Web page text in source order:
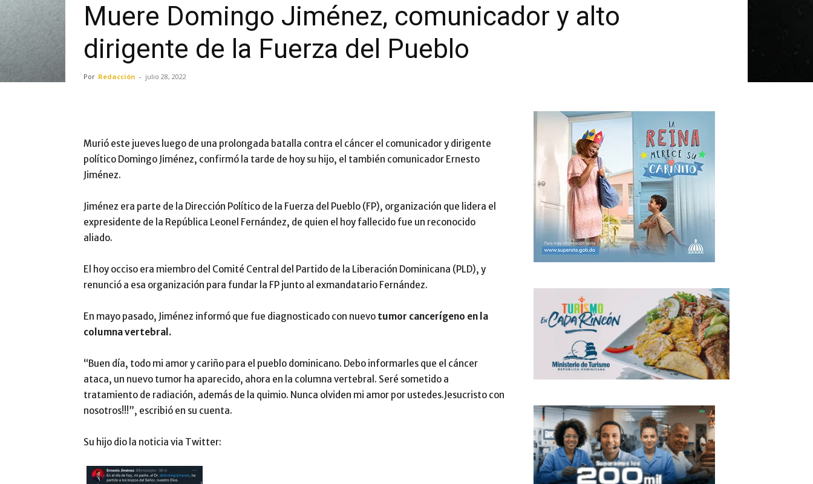
Muere Domingo Jiménez, comunicador y alto
dirigente de la Fuerza del Pueblo
Por Redacción - julio 28, 2022
Murió este jueves luego de una prolongada batalla contra el cáncer el comunicador y dirigente
político Domingo Jiménez, confirmó la tarde de hoy su hijo, el también comunicador Ernesto
Jiménez.
Jiménez era parte de la Dirección Político de la Fuerza del Pueblo (FP), organización que lidera el
expresidente de la República Leonel Fernández, de quien el hoy fallecido fue un reconocido
aliado.
El hoy occiso era miembro del Comité Central del Partido de la Liberación Dominicana (PLD), y
renunció a esa organización para fundar la FP junto al exmandatario Fernández.
En mayo pasado, Jiménez informó que fue diagnosticado con nuevo tumor cancerígeno en la
columna vertebral.
“Buen día, todo mi amor y cariño para el pueblo dominicano. Debo informarles que el cáncer
ataca, un nuevo tumor ha aparecido, ahora en la columna vertebral. Seré sometido a
tratamiento de radiación, además de la quimio. Nunca olviden mi amor por ustedes.Jesucristo con
nosotros!!!”, escribió en su cuenta.
Su hijo dio la noticia via Twitter: